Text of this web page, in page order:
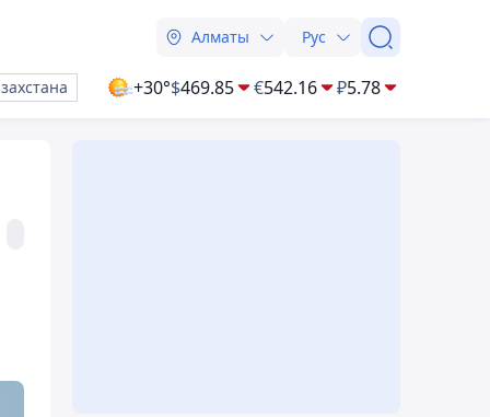
Алматы Рус
+30°$469.85 €542.16 ₽5.78